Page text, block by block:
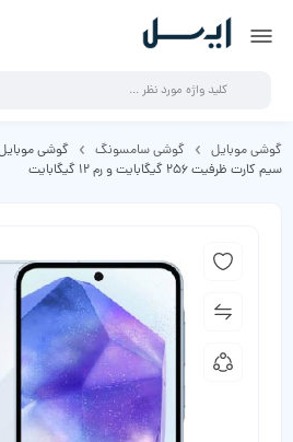
گوشی موبایل گوشی سامسونگ
سیم کارت ظرفیت 256 گیگابایت و رم 12 گیگابایت